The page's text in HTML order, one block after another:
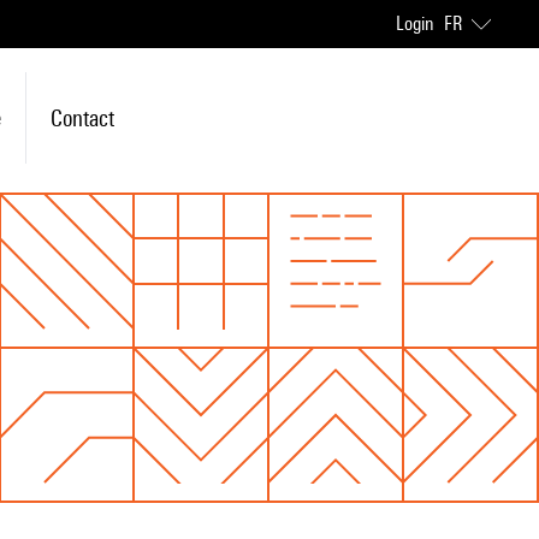
Login FR
Contact